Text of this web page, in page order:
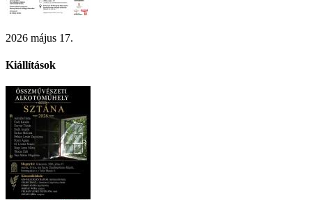
2026 május 17.
Kiállítások